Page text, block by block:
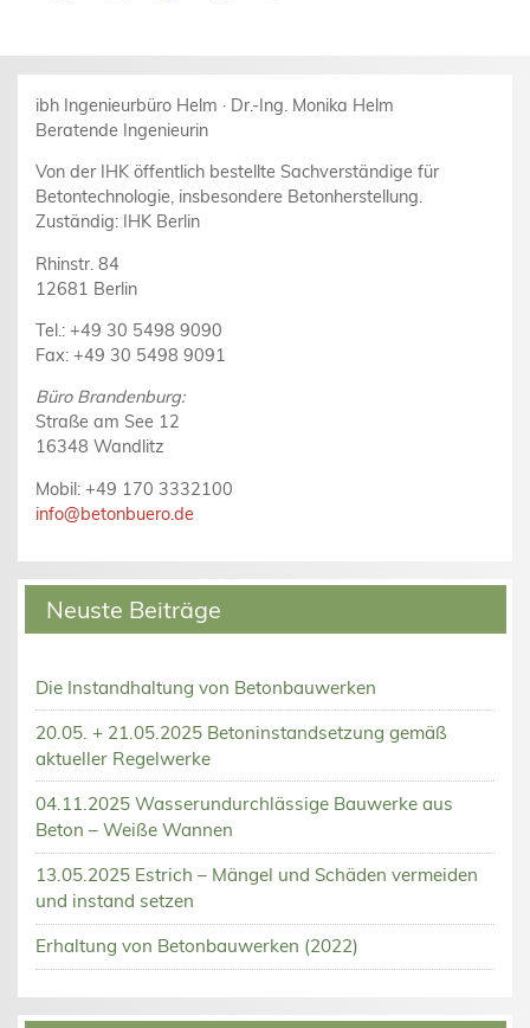
ibh Ingenieurbüro Helm · Dr.-Ing. Monika Helm
Beratende Ingenieurin
Von der IHK öffentlich bestellte Sachverständige für
Betontechnologie, insbesondere Betonherstellung.
Zuständig: IHK Berlin
Rhinstr. 84
12681 Berlin
Tel.: +49 30 5498 9090
Fax: +49 30 5498 9091
Büro Brandenburg:
Straße am See 12
16348 Wandlitz
Mobil: +49 170 3332100
info@betonbuero.de
Neuste Beiträge
Die Instandhaltung von Betonbauwerken
20.05. + 21.05.2025 Betoninstandsetzung gemäß
aktueller Regelwerke
04.11.2025 Wasserundurchlässige Bauwerke aus
Beton – Weiße Wannen
13.05.2025 Estrich – Mängel und Schäden vermeiden
und instand setzen
Erhaltung von Betonbauwerken (2022)